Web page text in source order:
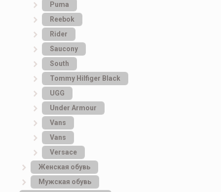
Puma
Reebok
Rider
Saucony
South
Tommy Hilfiger Black
UGG
Under Armour
Vans
Vans
Versace
Женская обувь
Мужская обувь